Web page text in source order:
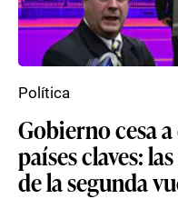
Gobierno cesa
países claves:
de la segunda
Política